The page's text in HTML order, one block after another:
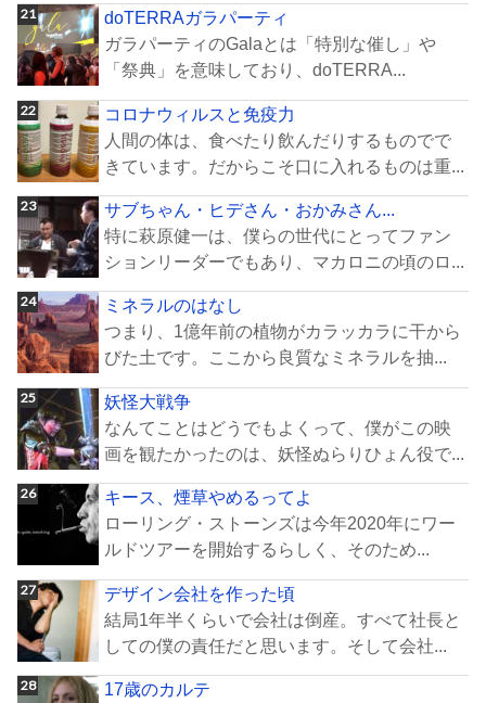
doTERRAガラパーティ
ガラパーティのGalaとは「特別な催し」や
「祭典」を意味しており、doTERRA...
コロナウィルスと免疫力
人間の体は、食べたり飲んだりするものでで
きています。だからこそ口に入れるものは重...
サブちゃん・ヒデさん・おかみさん...
特に萩原健一は、僕らの世代にとってファン
ションリーダーでもあり、マカロニの頃のロ...
ミネラルのはなし
つまり、1億年前の植物がカラッカラに干から
びた土です。ここから良質なミネラルを抽...
妖怪大戦争
なんてことはどうでもよくって、僕がこの映
画を観たかったのは、妖怪ぬらりひょん役で...
キース、煙草やめるってよ
ローリング・ストーンズは今年2020年にワー
ルドツアーを開始するらしく、そのため...
デザイン会社を作った頃
結局1年半くらいで会社は倒産。すべて社長と
しての僕の責任だと思います。そして会社...
17歳のカルテ